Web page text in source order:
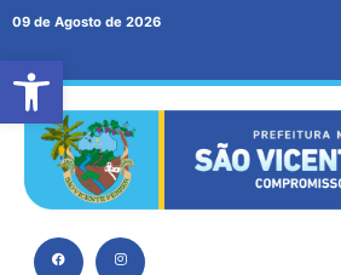
Abrir a barra de
09 de Agosto de 2026